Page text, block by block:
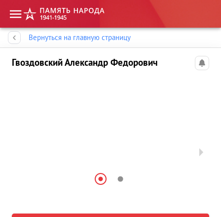
Вернуться на главную страницу
Гвоздовский Александр Федорович
Память народа